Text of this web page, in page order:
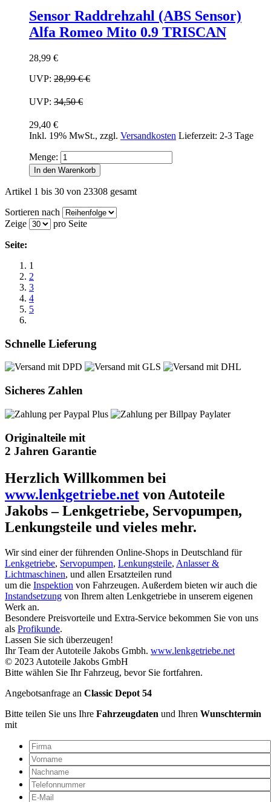
Sensor Raddrehzahl (ABS Sensor)
Alfa Romeo Mito 0.9 TRISCAN
28,99 €
UVP: 28,99 €€
UVP: 34,50 €
29,40 €
Inkl. 19% MwSt., zzgl. Versandkosten Lieferzeit: 2-3 Tage
Menge:
In den Warenkorb
Artikel 1 bis 30 von 23308 gesamt
Sortieren nach
Zeige
pro Seite
Seite:
1
2
3
4
5
Schnelle Lieferung
Sicheres Zahlen
Originalteile mit
2 Jahren Garantie
Herzlich Willkommen bei
www.lenkgetriebe.net von Autoteile
Jakobs – Lenkgetriebe, Servopumpen,
Lenkungsteile und vieles mehr.
Wir sind einer der führenden Online-Shops in Deutschland für
Lenkgetriebe, Servopumpen, Lenkungsteile, Anlasser &
Lichtmaschinen, und allen Ersatzteilen rund
um die Inspektion von Fahrzeugen. Außerdem bieten wir auch die
Instandsetzung von Ihrem alten Lenkgetriebe in unserem eigenen
Werk an.
Besondere Preisvorteile und Extra-Service bekommen Sie von uns
als Profikunde.
Lassen Sie sich überzeugen!
Ihr Team der Autoteile Jakobs Gmbh. www.lenkgetriebe.net
© 2023 Autoteile Jakobs GmbH
Bitte wählen Sie Ihr Fahrzeug, bevor Sie fortfahren.
Angebotsanfrage an Classic Depot 54
Bitte teilen Sie uns Ihre Fahrzeugdaten und Ihren Wunschtermin
mit